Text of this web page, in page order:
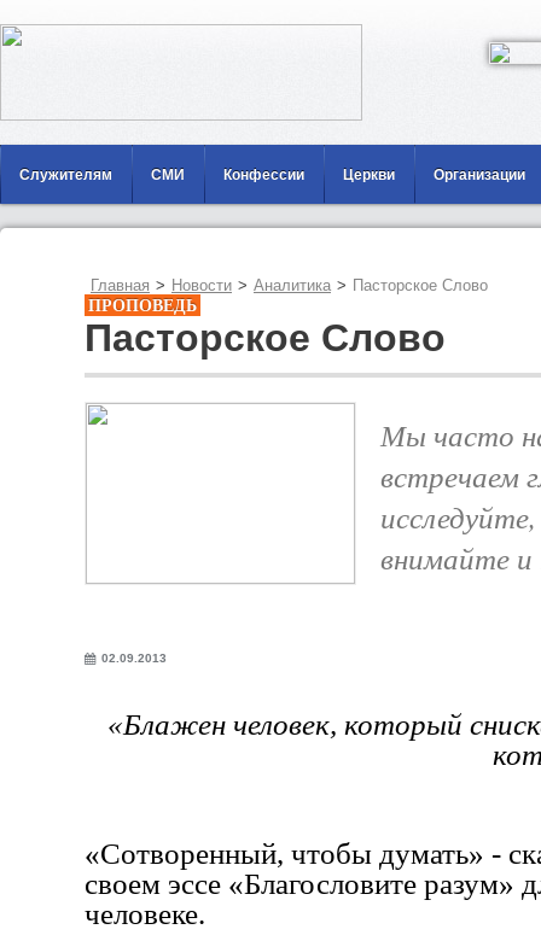
Служителям СМИ Конфессии Церкви Организации
Главная > Новости > Аналитика > Пасторское Слово
ПРОПОВЕДЬ
Пасторское Слово
Мы часто
встречаем
внимайте
02.09.2013
«Блажен человек, который
«Сотворенный, чтобы думать» -
своем эссе «Благословите разум»
человеке.